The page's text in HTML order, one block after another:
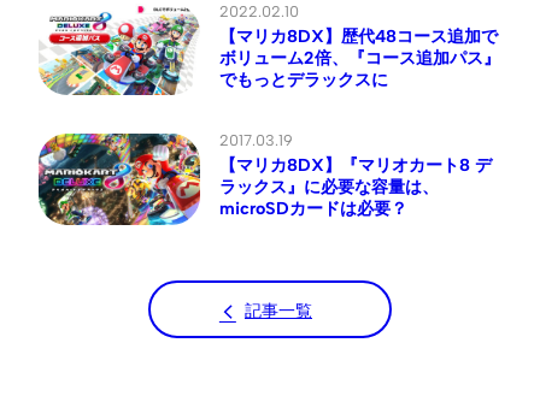
2022.02.10
【マリカ8DX】歴代48コース追加で
ボリューム2倍、『コース追加パス』
でもっとデラックスに
2017.03.19
【マリカ8DX】『マリオカート8 デ
ラックス』に必要な容量は、
microSDカードは必要？
記事一覧